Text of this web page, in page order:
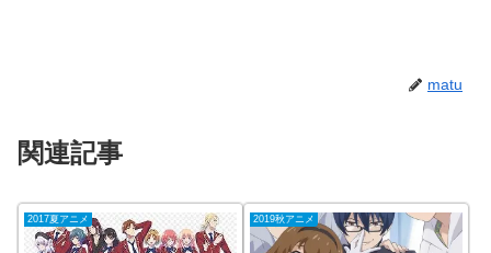
matu
関連記事
2017夏アニメ 2019秋アニメ